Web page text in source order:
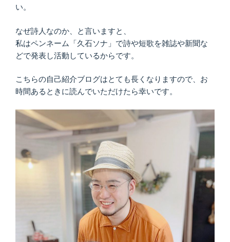
い。
なぜ詩人なのか、と言いますと、
私はペンネーム「久石ソナ」で詩や短歌を雑誌や新聞な
どで発表し活動しているからです。
こちらの自己紹介ブログはとても長くなりますので、お
時間あるときに読んでいただけたら幸いです。